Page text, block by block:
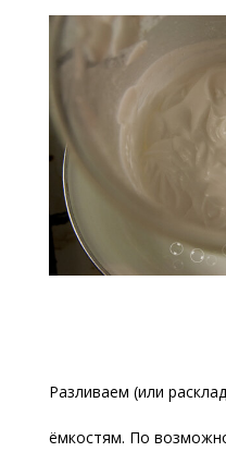
Разливаем (или
ёмкостям. По